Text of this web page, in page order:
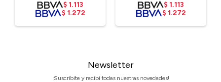
$ 1.113
$ 1.272
$ 1.113
$ 1.272
Newsletter
¡Suscribite y recibí todas nuestras novedades!